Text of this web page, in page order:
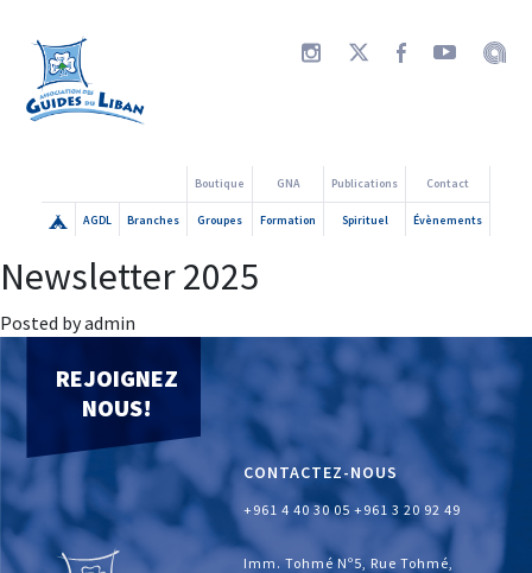
AGDL Branches
Boutique
Groupes
GNA
Formation
Publications
Spirituel
Contact
Évènements
Newsletter 2025
Posted by admin
REJOIGNEZ
NOUS!
CONTACTEZ-NOUS
+961 4 40 30 05 +961 3 20 92 49
Imm. Tohmé Nº5, Rue Tohmé,